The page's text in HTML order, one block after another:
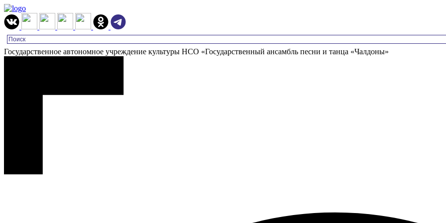
Государственное автономное учреждение культуры НСО «Государственный ансамбль песни и танца «Чалдоны»